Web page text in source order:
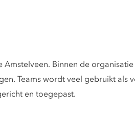
Binnen de
Teams wordt veel gebruikt
en toegepast.